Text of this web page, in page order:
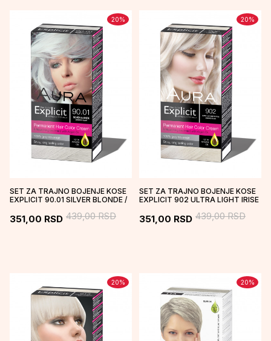
20%
SET ZA TRAJNO BOJENJE KOSE
EXPLICIT 90.01 SILVER BLONDE /
351,00 RSD 439,00RSD
20%
SET ZA TRAJNO BOJENJE KOSE
EXPLICIT 902 ULTRA LIGHT IRISE
351,00 RSD 439,00RSD
20% 20%